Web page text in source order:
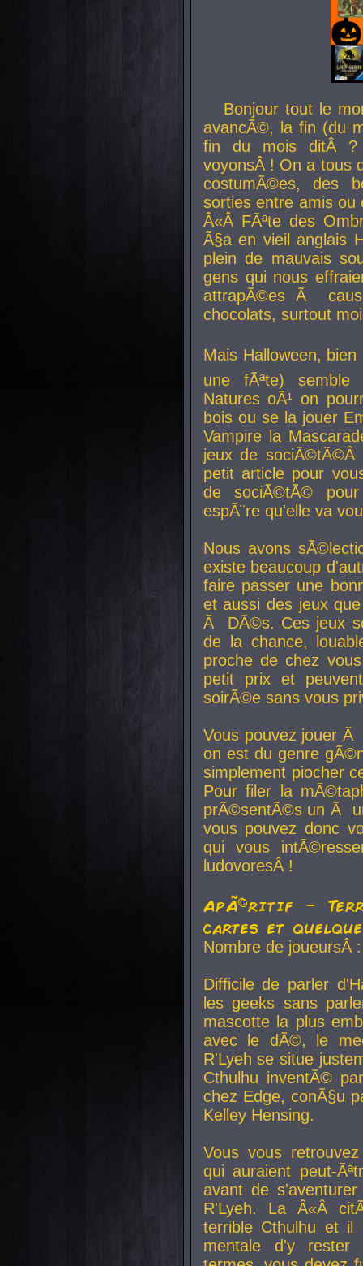
Bonjour tout le
avancÃ©, la fin (du
fin du mois ditÂ ?
voyonsÂ ! On a tous
costumÃ©es, des
sorties entre amis
Â«Â FÃªte des
Ã§a en vieil anglais
plein de mauvais
gens qui nous
attrapÃ©es Ã
chocolats, surtout
Mais Halloween, bien
une fÃªte) semble
Natures oÃ¹ on
bois ou se la jouer
Vampire la
jeux de
petit article pour
de sociÃ©tÃ©
espÃ¨re qu'elle va
Nous avons
existe beaucoup
faire passer une
et aussi des jeux
Ã DÃ©s. Ces jeux
de la chance,
proche de chez
petit prix et
soirÃ©e sans vous
Vous pouvez jouer
on est du genre
simplement piocher
Pour filer la
prÃ©sentÃ©s un Ã
vous pouvez donc
qui vous
ludovoresÂ !
ApÃ©ritif -
cartes et
Nombre de
Difficile de parler
les geeks sans
mascotte la plus
avec le dÃ©, le
R'Lyeh se situe
Cthulhu inventÃ©
chez Edge, conÃ§u
Kelley Hensing.
Vous vous
qui auraient peut-
avant de
R'Lyeh. La Â«Â
terrible Cthulhu et
mentale d'y rester